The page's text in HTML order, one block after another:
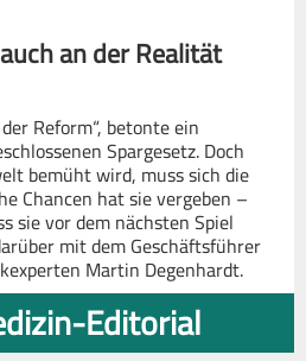
an der Realität
Reform“, betonte ein
Spargesetz. Doch
bemüht wird, muss sich die
Chancen hat sie vergeben –
sie vor dem nächsten Spiel
mit dem Geschäftsführer
Martin Degenhardt.
Editorial